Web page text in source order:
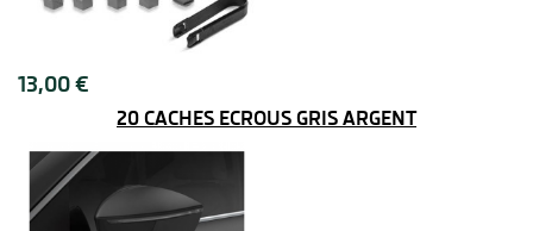
13,00 €
20 CACHES ÉCROUS GRIS ARGENT